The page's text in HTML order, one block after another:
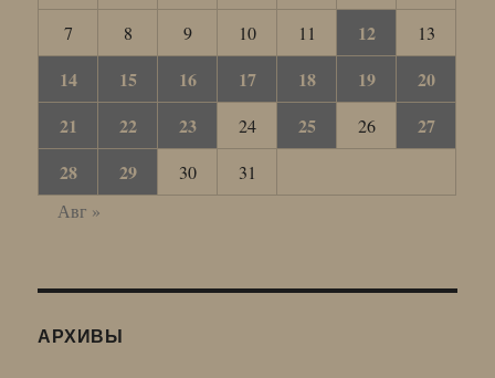
7
8 9 10 11 12 13
14 15 16 17 18 19
20
21
22 23 24 25 26
27
28
29 30
31
Авг »
АРХИВЫ